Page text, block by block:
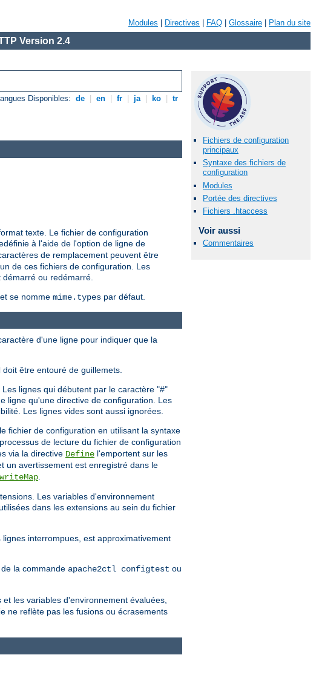
Modules Directives FAQ Glossaire Plan du site
Version 2.4
Disponibles: de en fr ja ko tr
Fichiers de configuration
principaux
Syntaxe des fichiers de
configuration
Modules
Portée des directives
Fichiers .htaccess
Voir aussi
Commentaires
texte. Le fichier de configuration
à l'aide de l'option de ligne de
de remplacement peuvent être
de ces fichiers de configuration. Les
ou redémarré.
, et se nomme mime.types par défaut.
d'une ligne pour indiquer que la
être entouré de guillemets.
lignes qui débutent par le caractère "#"
ligne qu'une directive de configuration. Les
Les lignes vides sont aussi ignorées.
fichier de configuration en utilisant la syntaxe
processus de lecture du fichier de configuration
via la directive Define l'emportent sur les
un avertissement est enregistré dans le
Les variables d'environnement
dans les extensions au sein du fichier
interrompues, est approximativement
la commande apache2ctl configtest ou
les variables d'environnement évaluées,
ne reflète pas les fusions ou écrasements